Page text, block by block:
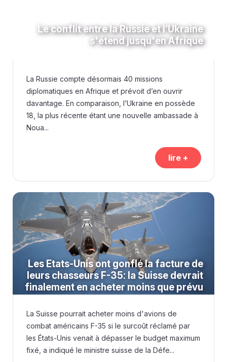
Le conflit entre la Russie et l’Ukraine
s'étend jusqu'en Afrique
La Russie compte désormais 40 missions
diplomatiques en Afrique et prévoit d’en ouvrir
davantage. En comparaison, l’Ukraine en possède
18, la plus récente étant une nouvelle ambassade à
Noua...
lire +
Les Etats-Unis ont gonflé la facture de
leurs chasseurs F-35: la Suisse devrait
finalement en acheter moins que prévu
La Suisse pourrait acheter moins d'avions de
combat américains F-35 si le surcoût réclamé par
les États-Unis venait à dépasser le budget maximum
fixé, a indiqué le ministre suisse de la Défe...